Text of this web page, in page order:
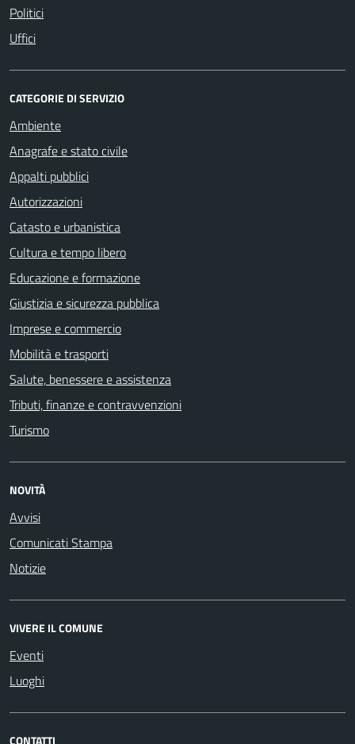
Politici
Uffici
CATEGORIE DI SERVIZIO
Ambiente
Anagrafe e stato civile
Appalti pubblici
Autorizzazioni
Catasto e urbanistica
Cultura e tempo libero
Educazione e formazione
Giustizia e sicurezza pubblica
Imprese e commercio
Mobilità e trasporti
Salute, benessere e assistenza
Tributi, finanze e contravvenzioni
Turismo
NOVITÀ
Avvisi
Comunicati Stampa
Notizie
VIVERE IL COMUNE
Eventi
Luoghi
CONTATTI